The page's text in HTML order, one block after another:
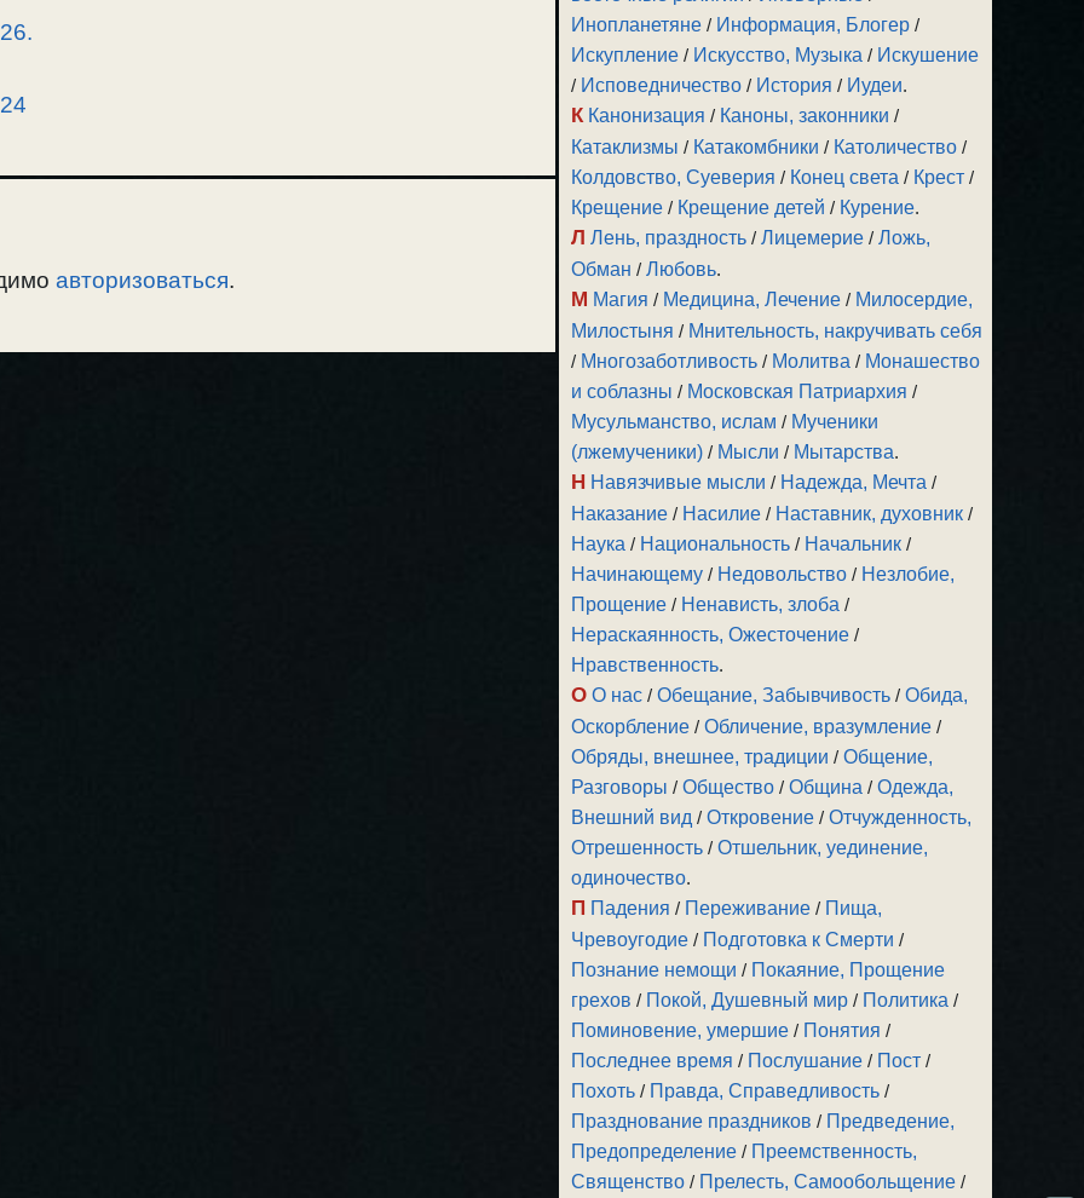
авторизоваться.
Инопланетяне / Информация, Блогер /
Искупление / Искусство, Музыка / Искушение
/ Исповедничество / История / Иудеи.
К Канонизация / Каноны, законники /
Катаклизмы / Катакомбники / Католичество /
Колдовство, Суеверия / Конец света / Крест /
Крещение / Крещение детей / Курение.
Л Лень, праздность /Лицемерие /Ложь,
Обман /Любовь.
М Магия / Медицина, Лечение / Милосердие,
Милостыня / Мнительность, накручивать себя
/ Многозаботливость / Молитва / Монашество
и соблазны / Московская Патриархия /
Мусульманство, ислам / Мученики
(лжемученики) / Мысли / Мытарства.
Н Навязчивые мысли / Надежда, Мечта /
Наказание / Насилие / Наставник, духовник /
Наука / Национальность / Начальник /
Начинающему / Недовольство / Незлобие,
Прощение / Ненависть, злоба /
Нераскаянность, Ожесточение /
Нравственность.
О О нас /Обещание, Забывчивость /Обида,
Оскорбление /Обличение, вразумление /
Обряды, внешнее, традиции /Общение,
Разговоры /Общество /Община /Одежда,
Внешний вид /Откровение /Отчужденность,
Отрешенность /Отшельник, уединение,
одиночество.
П Падения / Переживание / Пища,
Чревоугодие / Подготовка к Смерти /
Познание немощи / Покаяние, Прощение
грехов / Покой, Душевный мир / Политика /
Поминовение, умершие / Понятия /
Последнее время / Послушание / Пост /
Похоть / Правда, Справедливость /
Празднование праздников / Предведение,
Предопределение / Преемственность,
Священство / Прелесть, Самообольщение /